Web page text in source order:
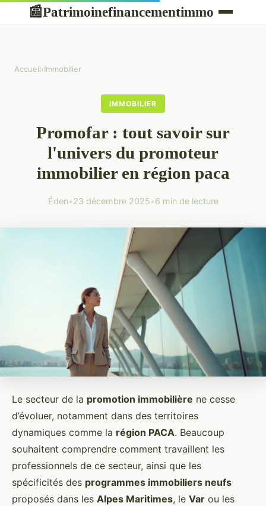
📰Patrimoinefinancementimmo
Accueil›Immobilier
IMMOBILIER
Promofar : tout savoir sur
l'univers du promoteur
immobilier en région paca
Éden•23 décembre 2025•6 min de lecture
Le secteur de la promotion immobilière ne cesse
d’évoluer, notamment dans des territoires
dynamiques comme la région PACA. Beaucoup
souhaitent comprendre comment travaillent les
professionnels de ce secteur, ainsi que les
spécificités des programmes immobiliers neufs
proposés dans les Alpes Maritimes, le Var ou les